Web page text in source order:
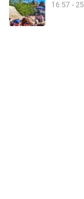
16:57 -